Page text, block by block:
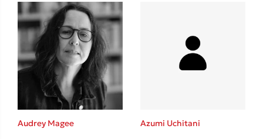
Audrey Magee Azumi Uchitani